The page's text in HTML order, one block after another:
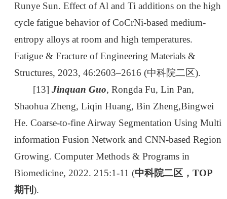
Runye Sun. Effect of Al and Ti additions on the high
cycle fatigue behavior of CoCrNi-based medium-
entropy alloys at room and high temperatures.
Fatigue & Fracture of Engineering Materials &
Structures, 2023, 46:2603–2616 (中科院二区).
[13]Jinquan Guo, Rongda Fu, Lin Pan,
Shaohua Zheng, Liqin Huang, Bin Zheng,Bingwei
He. Coarse-to-fine Airway Segmentation Using Multi
information Fusion Network and CNN-based Region
Growing. Computer Methods & Programs in
Biomedicine, 2022. 215:1-11 (中科院二区，TOP
期刊).